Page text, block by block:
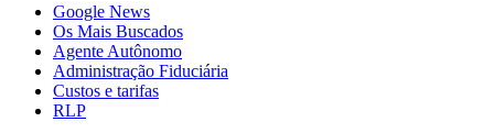
Google News
Os Mais Buscados
Agente Autônomo
Administração Fiduciária
Custos e tarifas
RLP